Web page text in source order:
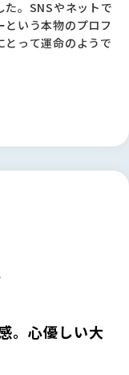
犬の様子が事前に分
この子に「一目惚
です！
る方が間に入って
にとって、鈴木さん
るこのサイトは、最
た。SNSやネットで
いう本物のプロフ
とって運命のようで
りに育てられてい
れ、この方からお迎
や動画を送ってく
（おとめ）の成長
当日いただいた丁
いたサインは一生
、トイレも完璧
わってきます🐶💕
繋いでくださった
かげです。
。心優しい大